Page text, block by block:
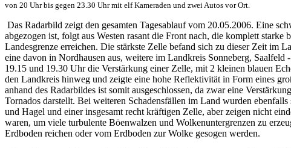
von 20 Uhr bis gegen 23.30 Uhr mit elf Kameraden und zwei Autos vor Ort.
Das Radarbild zeigt den gesamten Tagesablauf vom 20.05.2006. Eine
abgezogen ist, folgt aus Westen rasant die Front nach, die komplett
Landesgrenze erreichen. Die stärkste Zelle befand sich zu dieser Zeit im
eine davon in Nordhausen aus, weitere im Landkreis Sonneberg,
19.15 und 19.30 Uhr die Verstärkung einer Zelle, mit 2 kleinen blauen
den Landkreis hinweg und zeigte eine hohe Reflektivität in Form eines
anhand des Radarbildes ist somit ausgeschlossen, da zwar eine
Tornados darstellt. Bei weiteren Schadensfällen im Land wurden
und Hagel und einer insgesamt recht kräftigen Zelle, aber zeigen nicht
waren, um viele turbulente Böenwalzen und Wolkenuntergrenzen zu
Erdboden reichen oder vom Erdboden zur Wolke gesogen werden.